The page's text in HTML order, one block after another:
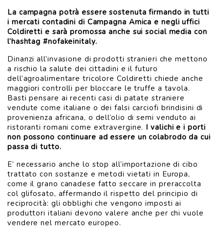
La campagna potrà essere sostenuta firmando in tutti
i mercati contadini di Campagna Amica e negli uffici
Coldiretti e sarà promossa anche sui social media con
l’hashtag #nofakeinitaly.
Dinanzi all’invasione di prodotti stranieri che mettono
a rischio la salute dei cittadini e il futuro
dell’agroalimentare tricolore Coldiretti chiede anche
maggiori controlli per bloccare le truffe a tavola.
Basti pensare ai recenti casi di patate straniere
vendute come italiane o dei falsi carciofi brindisini di
provenienza africana, o dell’olio di semi venduto ai
ristoranti romani come extravergine. I valichi e i porti
non possono continuare ad essere un colabrodo da cui
passa di tutto.
E’ necessario anche lo stop all’importazione di cibo
trattato con sostanze e metodi vietati in Europa,
come il grano canadese fatto seccare in preraccolta
col glifosato, affermando il rispetto del principio di
reciprocità: gli obblighi che vengono imposti ai
produttori italiani devono valere anche per chi vuole
vendere nel mercato europeo.